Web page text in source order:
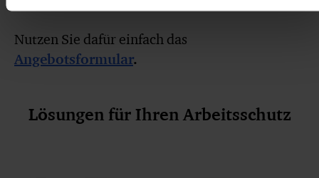
Nutzen Sie dafür einfach das
Angebotsformular.
Lösungen für Ihren Arbeitsschutz